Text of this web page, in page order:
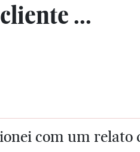
...
com um relato